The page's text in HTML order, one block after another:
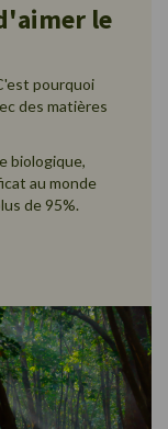
le
pourquoi
des matières
biologique,
au monde
de 95%.